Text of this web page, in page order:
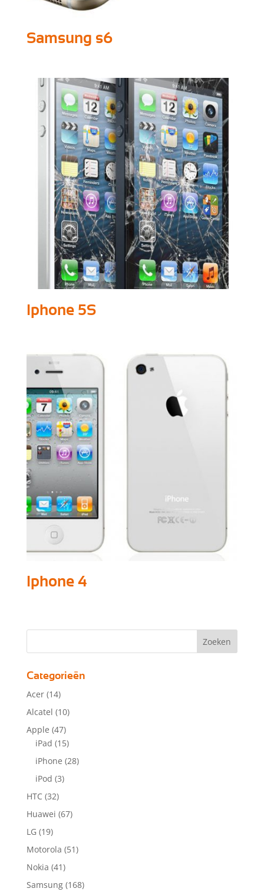
Samsung s6
Iphone 5S
Iphone 4
Categorieën
Acer (14)
Alcatel (10)
Apple (47)
iPad (15)
iPhone (28)
iPod (3)
HTC (32)
Huawei (67)
LG (19)
Motorola (51)
Nokia (41)
Samsung (168)